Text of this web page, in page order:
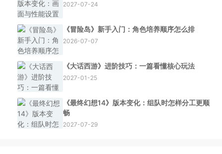
2027-07-24
《冒险岛》新手入门：角色培养顺序怎么排
2026-07-07
《大话西游》进阶技巧：一篇看懂核心玩法
2027-01-25
《最终幻想14》版本变化：组队时怎样分工更顺
畅
2027-07-29